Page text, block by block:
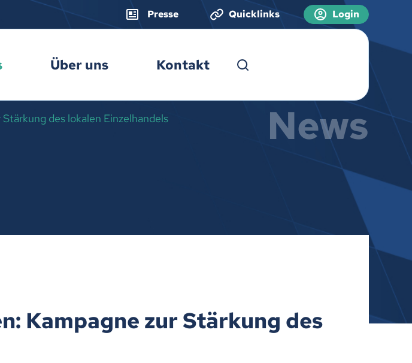
Presse Quicklinks Login
Über uns Kontakt
des lokalen Einzelhandels News
Kampagne zur Stärkung des